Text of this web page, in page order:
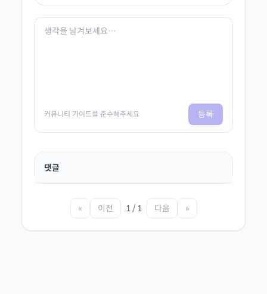
커뮤니티 가이드를 준수해주세요 등록
댓글
« 이전 1 / 1 다음 »